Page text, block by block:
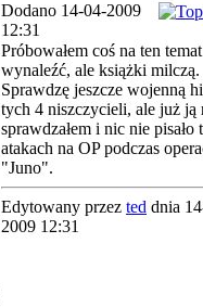
Dodano 14-04-2009
12:31
Próbowałem coś na ten temat
wynaleźć, ale książki milczą.
Sprawdzę jeszcze wojenną
tych 4 niszczycieli, ale już ją
sprawdzałem i nic nie pisało
atakach na OP podczas
"Juno".
Edytowany przez ted dnia
2009 12:31